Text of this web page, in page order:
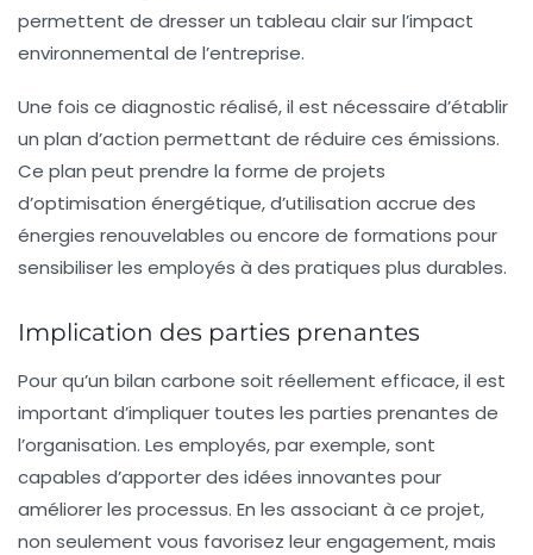
permettent de dresser un tableau clair sur l’impact
environnemental de l’entreprise.
Une fois ce diagnostic réalisé, il est nécessaire d’établir
un plan d’action permettant de réduire ces émissions.
Ce plan peut prendre la forme de projets
d’optimisation énergétique, d’utilisation accrue des
énergies renouvelables ou encore de formations pour
sensibiliser les employés à des pratiques plus durables.
Implication des parties prenantes
Pour qu’un bilan carbone soit réellement efficace, il est
important d’impliquer toutes les parties prenantes de
l’organisation. Les employés, par exemple, sont
capables d’apporter des idées innovantes pour
améliorer les processus. En les associant à ce projet,
non seulement vous favorisez leur engagement, mais